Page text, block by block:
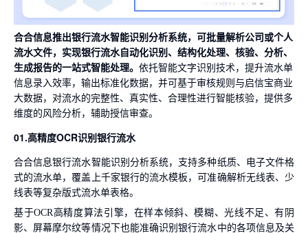
合合信息推出银行流水智能识别分析系统，可批量解析公司或个人
流水文件，实现银行流水自动化识别、结构化处理、核验、分析、
生成报告的一站式智能处理。 依托智能文字识别技术，提升流水单
信息录入效率，输出标准化数据，并可基于审核规则与启信宝商业
大数据，对流水的完整性、真实性、合理性进行智能核验，提供多
维度的风险分析，辅助授信审查。
01.高精度OCR识别银行流水
合合信息银行流水智能识别分析系统，支持多种纸质、电子文件格
式的流水单，覆盖上千家银行的流水模板，可准确解析无线表、少
线表等复杂版式流水单表格。
基于OCR高精度算法引擎，在样本倾斜、模糊、光线不足、有阴
影、屏幕摩尔纹等情况下也能准确识别银行流水中的各项信息及关